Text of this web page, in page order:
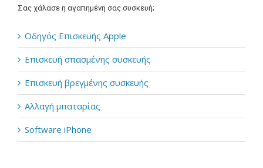
Σας χάλασε η αγαπημένη σας συσκευή;
Οδηγός Επισκευής Apple
Επισκευή σπασμένης συσκευής
Επισκευή βρεγμένης συσκευής
Αλλαγή μπαταρίας
Software iPhone